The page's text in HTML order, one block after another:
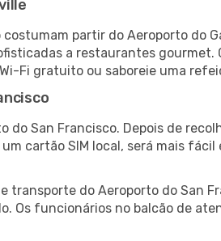
costumam partir do Aeroporto do
a restaurantes
Fi gratuito ou saboreie uma
do San Francisco. Depois de
cartão SIM local, será mais
transporte do Aeroporto do San
Os funcionários no balcão de